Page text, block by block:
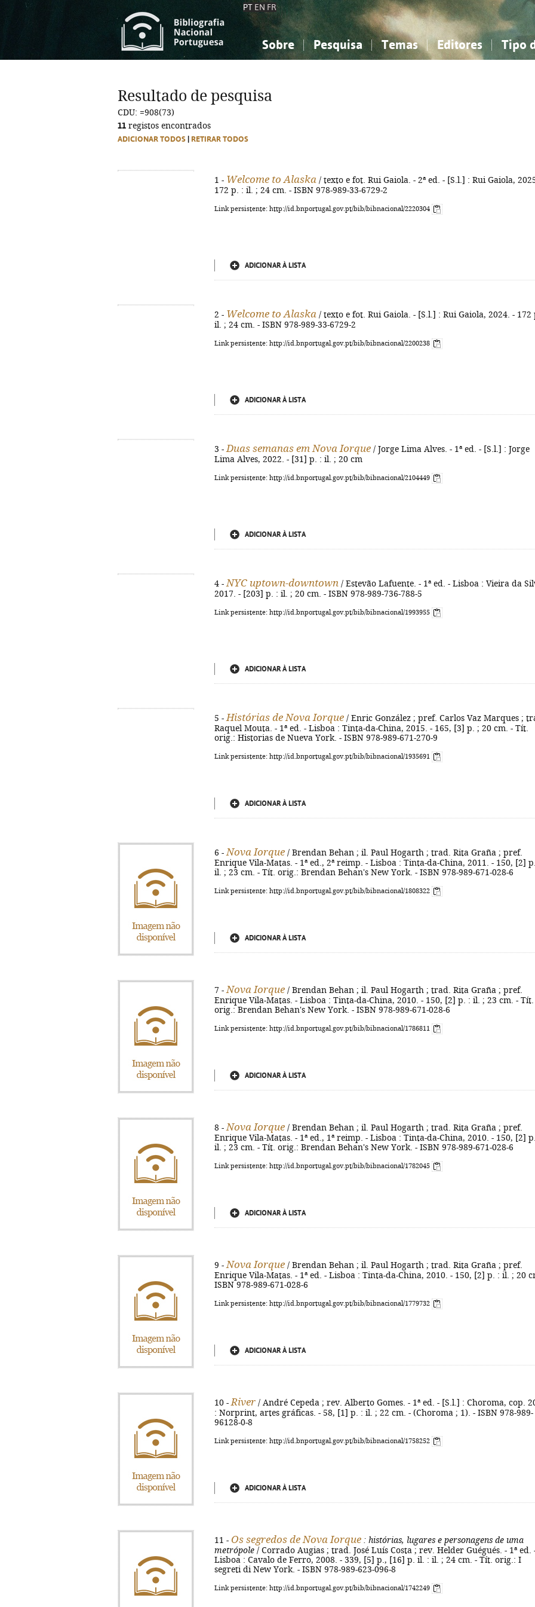
PT EN FR
Sobre Pesquisa Temas
Ciências sociais...
Editores Tipo
Ciências sociais...
Resultado de pesquisa
CDU: =908(73)
11 registos encontrados
ADICIONAR TODOS RETIRAR TODOS
1 - Welcome to Alaska / texto e fot. Rui Gaiola. - 2ª ed. - [S.l.] : Rui Gaiola,
172 p. : il. ; 24 cm. - ISBN 978-989-33-6729-2
Link persistente: http://id.bnportugal.gov.pt/bib/bibnacional/2220304
ADICIONAR À LISTA
2 - Welcome to Alaska / texto e fot. Rui Gaiola. - [S.l.] : Rui Gaiola, 2024. - 172
il. ; 24 cm. - ISBN 978-989-33-6729-2
Link persistente: http://id.bnportugal.gov.pt/bib/bibnacional/2200238
ADICIONAR À LISTA
3 - Duas semanas em Nova Iorque / Jorge Lima Alves. - 1ª ed. - [S.l.] : Jorge
Lima Alves, 2022. - [31] p. : il. ; 20 cm
Link persistente: http://id.bnportugal.gov.pt/bib/bibnacional/2104449
ADICIONAR À LISTA
4 - NYC uptown-downtown / Estevão Lafuente. - 1ª ed. - Lisboa : Vieira da
2017. - [203] p. : il. ; 20 cm. - ISBN 978-989-736-788-5
Link persistente: http://id.bnportugal.gov.pt/bib/bibnacional/1993955
ADICIONAR À LISTA
5 - Histórias de Nova Iorque / Enric González ; pref. Carlos Vaz Marques ;
Raquel Mouta. - 1ª ed. - Lisboa : Tinta-da-China, 2015. - 165, [3] p. ; 20 cm. - Tít.
orig.: Historias de Nueva York. - ISBN 978-989-671-270-9
Link persistente: http://id.bnportugal.gov.pt/bib/bibnacional/1935691
ADICIONAR À LISTA
6 - Nova Iorque / Brendan Behan ; il. Paul Hogarth ; trad. Rita Graña ; pref.
Enrique Vila-Matas. - 1ª ed., 2ª reimp. - Lisboa : Tinta-da-China, 2011. - 150, [2]
il. ; 23 cm. - Tít. orig.: Brendan Behan's New York. - ISBN 978-989-671-028-6
Link persistente: http://id.bnportugal.gov.pt/bib/bibnacional/1808322
ADICIONAR À LISTA
7 - Nova Iorque / Brendan Behan ; il. Paul Hogarth ; trad. Rita Graña ; pref.
Enrique Vila-Matas. - Lisboa : Tinta-da-China, 2010. - 150, [2] p. : il. ; 23 cm. - Tít.
orig.: Brendan Behan's New York. - ISBN 978-989-671-028-6
Link persistente: http://id.bnportugal.gov.pt/bib/bibnacional/1786811
ADICIONAR À LISTA
8 - Nova Iorque / Brendan Behan ; il. Paul Hogarth ; trad. Rita Graña ; pref.
Enrique Vila-Matas. - 1ª ed., 1ª reimp. - Lisboa : Tinta-da-China, 2010. - 150, [2]
il. ; 23 cm. - Tít. orig.: Brendan Behan's New York. - ISBN 978-989-671-028-6
Link persistente: http://id.bnportugal.gov.pt/bib/bibnacional/1782045
ADICIONAR À LISTA
9 - Nova Iorque / Brendan Behan ; il. Paul Hogarth ; trad. Rita Graña ; pref.
Enrique Vila-Matas. - 1ª ed. - Lisboa : Tinta-da-China, 2010. - 150, [2] p. : il. ; 20
ISBN 978-989-671-028-6
Link persistente: http://id.bnportugal.gov.pt/bib/bibnacional/1779732
ADICIONAR À LISTA
10 - River / André Cepeda ; rev. Alberto Gomes. - 1ª ed. - [S.l.] : Choroma, cop.
: Norprint, artes gráficas. - 58, [1] p. : il. ; 22 cm. - (Choroma ; 1). - ISBN 978-989-
96128-0-8
Link persistente: http://id.bnportugal.gov.pt/bib/bibnacional/1758252
ADICIONAR À LISTA
11 - Os segredos de Nova Iorque : histórias, lugares e personagens de uma
metrópole / Corrado Augias ; trad. José Luís Costa ; rev. Helder Guégués. - 1ª ed.
Lisboa : Cavalo de Ferro, 2008. - 339, [5] p., [16] p. il. : il. ; 24 cm. - Tít. orig.: I
segreti di New York. - ISBN 978-989-623-096-8
Link persistente: http://id.bnportugal.gov.pt/bib/bibnacional/1742249